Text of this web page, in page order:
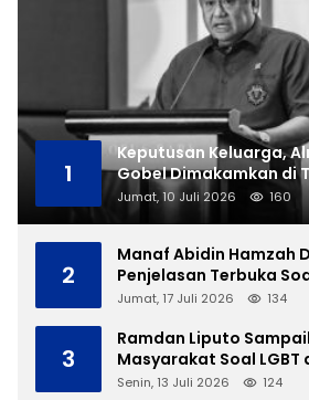
1
Keputusan Keluarga,
Gobel Dimakamkan di
Jumat, 10 Juli 2026 160
2
Manaf Abidin Hamzah
Penjelasan Terbuka
Skripsi Mahasiswi
Jumat, 17 Juli 2026 134
3
Ramdan Liputo
Masyarakat Soal LGBT
Gubernur Gusnar
Senin, 13 Juli 2026 124